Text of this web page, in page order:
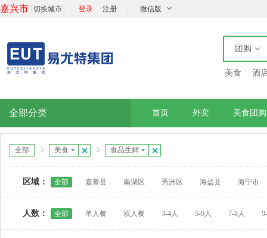
嘉兴市 切换城市 登录 注册 微信版
团购
美食 酒
全部分类 首页 外卖 美食团购
全部 美食 食品生鲜
区域： 全部 嘉善县 南湖区 秀洲区 海盐县 海宁市
人数： 全部 单人餐 双人餐 3-4人 5-6人 7-8人